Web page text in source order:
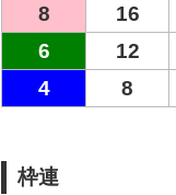
8
16
6
12
4
8
枠連